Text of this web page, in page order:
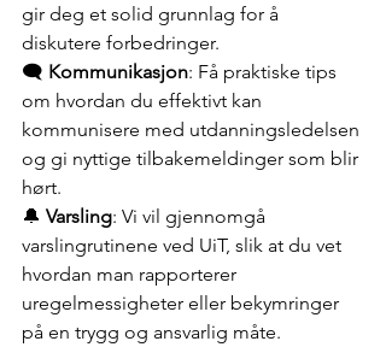
gir deg et solid grunnlag for å
diskutere forbedringer.
🗨️ Kommunikasjon: Få praktiske tips
om hvordan du effektivt kan
kommunisere med utdanningsledelsen
og gi nyttige tilbakemeldinger som blir
hørt.
🔔 Varsling: Vi vil gjennomgå
varslingrutinene ved UiT, slik at du vet
hvordan man rapporterer
uregelmessigheter eller bekymringer
på en trygg og ansvarlig måte.